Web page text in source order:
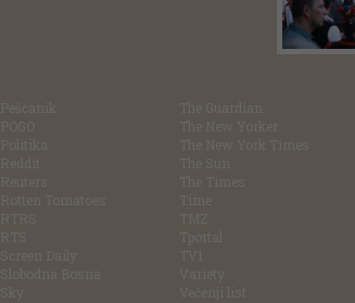
Pešćanik
POGO
Politika
Reddit
Reuters
Rotten Tomatoes
RTRS
RTS
Screen Daily
Slobodna Bosna
Sky
The Guardian
The New Yorker
The New York Times
The Sun
The Times
Time
TMZ
Tportal
TV1
Variety
Večenji list